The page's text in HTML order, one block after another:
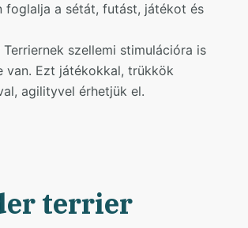
foglalja a sétát, futást, játékot és
Terriernek szellemi stimulációra is
van. Ezt játékokkal, trükkök
agilityvel érhetjük el.
terrier